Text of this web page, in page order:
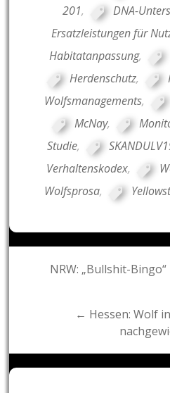
201, DNA-
Ersatzleistungen für
Habitatanpassung,
Herdenschutz,
Wolfsmanagements,
McNay,
Studie,
Verhaltenskodex,
Wolfsprosa,
PostNRW: „Bullshit-
← Hessen: Wolf